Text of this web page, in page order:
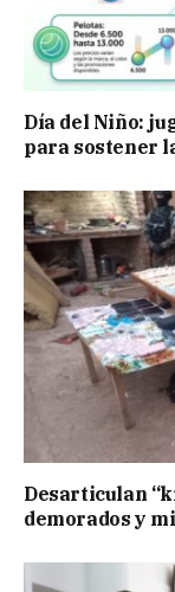
Día del Niño:
para sostener
Desarticulan
demorados y